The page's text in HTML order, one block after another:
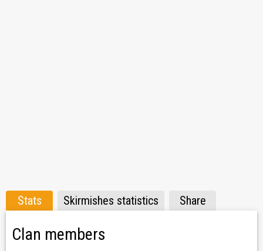
Stats Skirmishes statistics Share
Clan members